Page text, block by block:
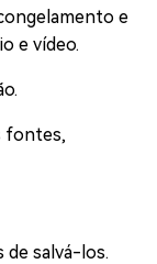
e
e vídeo.
fontes,
de salvá-los.